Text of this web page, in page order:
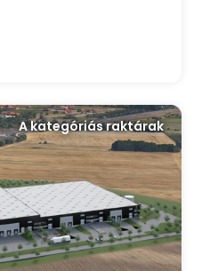
A kategóriás raktárak